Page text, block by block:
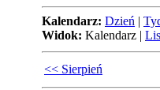
Kalendarz: Dzień |
Widok: Kalendarz |
<< Sierpień